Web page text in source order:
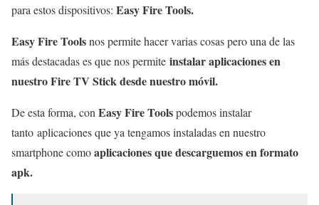
para estos dispositivos: Easy Fire Tools.
Easy Fire Toolsnos permite hacer varias cosas pero una de las
más destacadas es que nos permite instalar aplicaciones en
nuestro Fire TV Stick desde nuestro móvil.
De esta forma, con Easy Fire Toolspodemos instalar
tanto aplicaciones que ya tengamos instaladas en nuestro
smartphone comoaplicaciones que descarguemos en formato
apk.